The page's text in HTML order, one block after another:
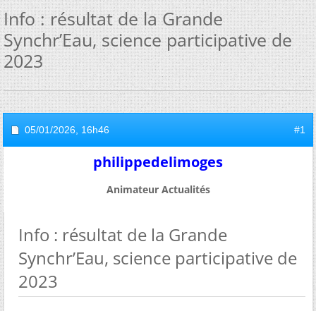
Info : résultat de la Grande
Synchr’Eau, science participative de
2023
05/01/2026, 16h46 #1
philippedelimoges
Animateur Actualités
Info : résultat de la Grande
Synchr’Eau, science participative de
2023